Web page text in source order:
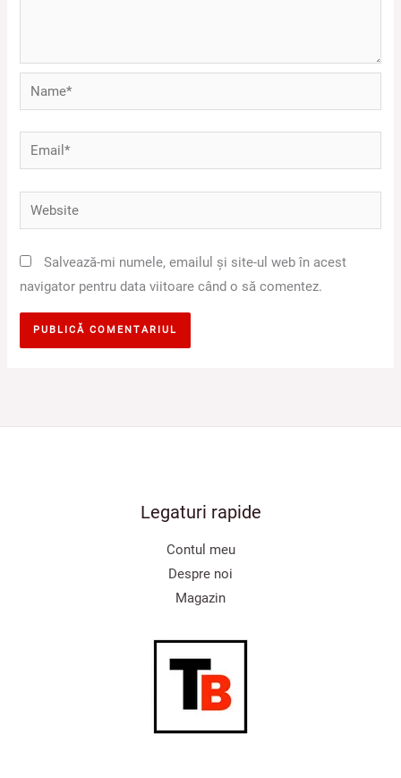
Name*
Email*
Website
Salvează-mi numele, emailul și site-ul web în acest
navigator pentru data viitoare când o să comentez.
Legaturi rapide
Contul meu
Despre noi
Magazin